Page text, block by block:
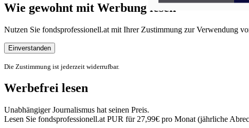
Wie gewohnt mit Werbung lesen
Nutzen Sie fondsprofessionell.at mit Ihrer Zustimmung zur Verwendung
Einverstanden
Die Zustimmung ist jederzeit widerrufbar.
Werbefrei lesen
Unabhängiger Journalismus hat seinen Preis.
Lesen Sie fondsprofessionell.at PUR für 27,99€ pro Monat (jährliche